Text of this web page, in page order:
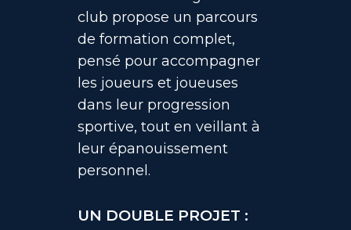
club propose un parcours
de formation complet,
pensé pour accompagner
les joueurs et joueuses
dans leur progression
sportive, tout en veillant à
leur épanouissement
personnel.
UN DOUBLE PROJET :